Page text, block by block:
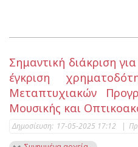
Σημαντική διάκριση
έγκριση
Μεταπτυχιακών
Μουσικής και
Δημοσίευση: 17-05-2025 17:12 |